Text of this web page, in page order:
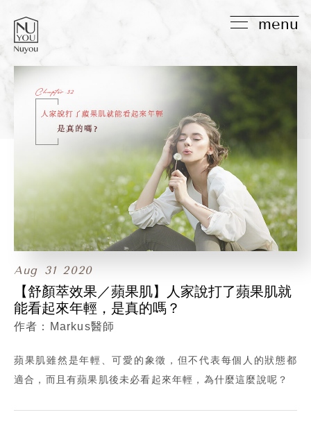
menu
Aug 31 2020
【舒顏萃效果／蘋果肌】人家說打了蘋果肌就
能看起來年輕，是真的嗎？
Markus醫師
蘋果肌雖然是年輕、可愛的象徵，但不代表每個人的狀態都
適合，而且有蘋果肌後未必看起來年輕，為什麼這麼說呢？